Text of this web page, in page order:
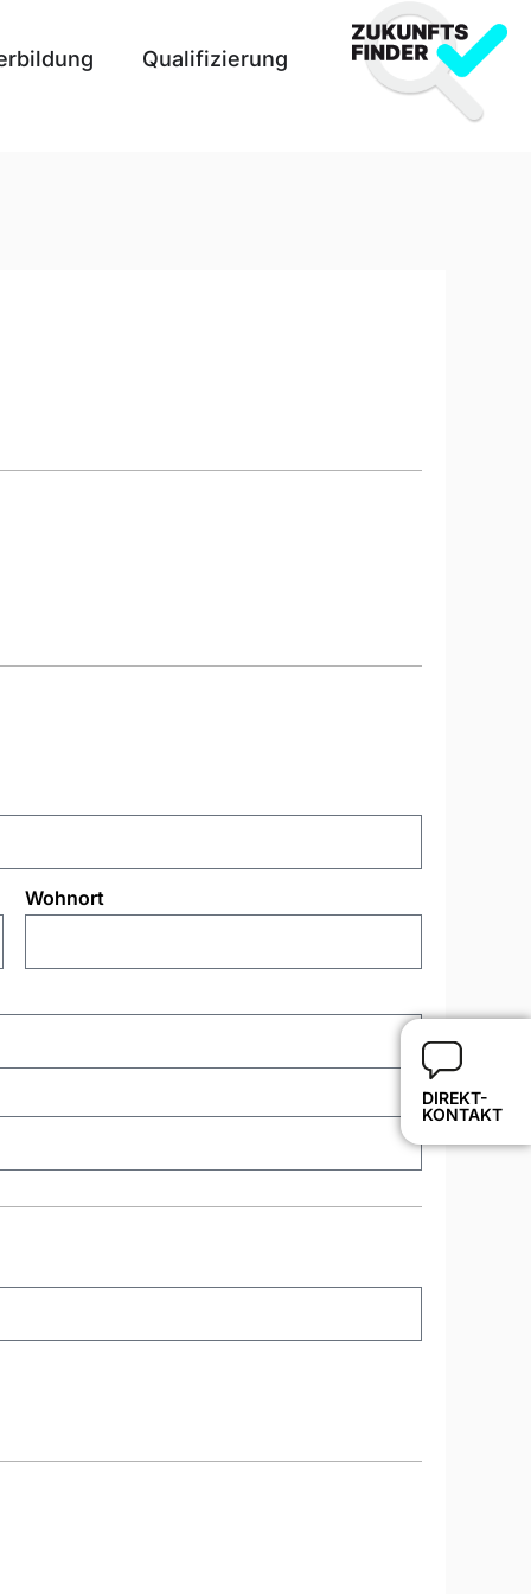
Qualifizierung
DIREKT-
KONTAKT
Wohnort